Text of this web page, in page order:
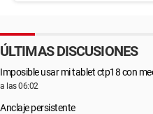
ÚLTIMAS DISCUSIONES
Imposible usar mi tablet ctp18 con
a las 06:02
Anclaje persistente